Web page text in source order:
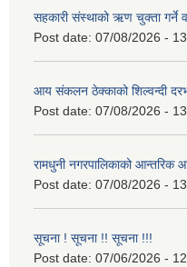
सहकारी संस्थाको ऋण चुक्ता गर्ने
Post date: 07/08/2026 -
आय संकलन ठेक्काको शिल्वन्दी
Post date: 07/08/2026 -
रामधुनी नगरपालिकाको
Post date: 07/08/2026 -
सूचना ! सूचना !! सूचना !!!
Post date: 07/06/2026 -